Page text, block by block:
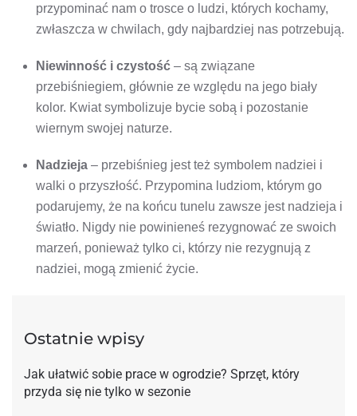
przypominać nam o trosce o ludzi, których kochamy,
zwłaszcza w chwilach, gdy najbardziej nas potrzebują.
Niewinność i czystość – są związane
przebiśniegiem, głównie ze względu na jego biały
kolor. Kwiat symbolizuje bycie sobą i pozostanie
wiernym swojej naturze.
Nadzieja – przebiśnieg jest też symbolem nadziei i
walki o przyszłość. Przypomina ludziom, którym go
podarujemy, że na końcu tunelu zawsze jest nadzieja i
światło. Nigdy nie powinieneś rezygnować ze swoich
marzeń, ponieważ tylko ci, którzy nie rezygnują z
nadziei, mogą zmienić życie.
Ostatnie wpisy
Jak ułatwić sobie prace w ogrodzie? Sprzęt, który
przyda się nie tylko w sezonie